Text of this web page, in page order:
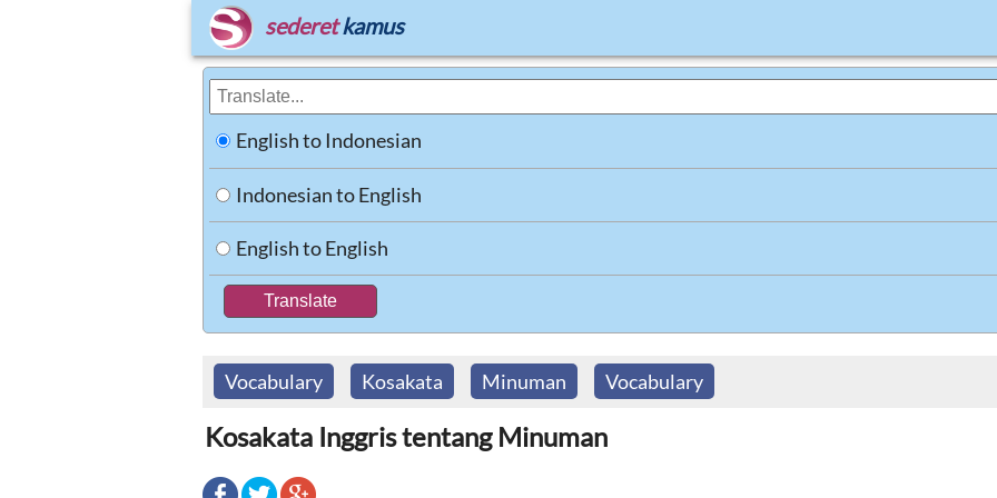
sederet kamus
English to Indonesian
Indonesian to English
English to English
Vocabulary Kosakata Minuman Vocabulary
Kosakata Inggris tentang Minuman